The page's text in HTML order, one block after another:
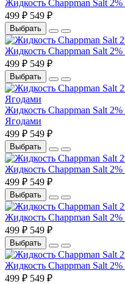
Жидкость Chappman Salt
499 ₽ 549 ₽
Выбрать
Жидкость Chappman Salt
499 ₽ 549 ₽
Выбрать
Жидкость Chappman Salt
Ягодами
499 ₽ 549 ₽
Выбрать
Жидкость Chappman Salt
499 ₽ 549 ₽
Выбрать
Жидкость Chappman Salt
499 ₽ 549 ₽
Выбрать
Жидкость Chappman Salt
499 ₽ 549 ₽